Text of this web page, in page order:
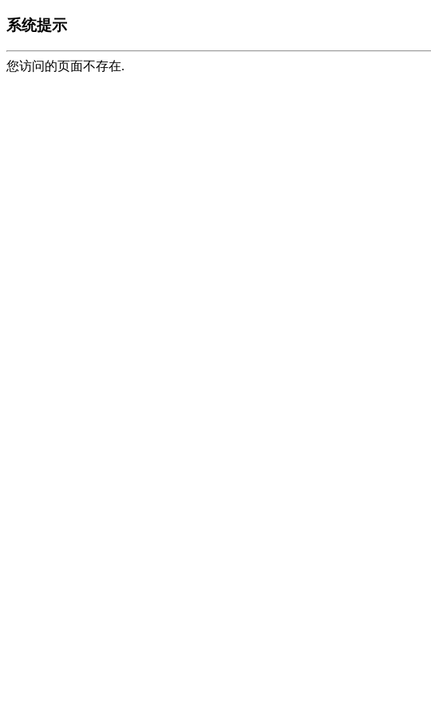
系统提示
您访问的页面不存在.